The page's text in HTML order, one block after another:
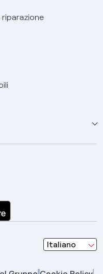
riparazione
Italiano
seleziona una